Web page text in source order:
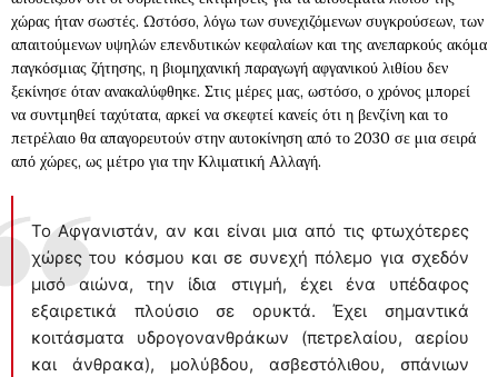
χώρας ήταν σωστές. Ωστόσο, λόγω των συνεχιζόμενων συγκρούσεων, των
απαιτούμενων υψηλών επενδυτικών κεφαλαίων και της ανεπαρκούς ακόμα
παγκόσμιας ζήτησης, η βιομηχανική παραγωγή αφγανικού λιθίου δεν
ξεκίνησε όταν ανακαλύφθηκε. Στις μέρες μας, ωστόσο, ο χρόνος μπορεί
να συντμηθεί ταχύτατα, αρκεί να σκεφτεί κανείς ότι η βενζίνη και το
πετρέλαιο θα απαγορευτούν στην αυτοκίνηση από το 2030 σε μια σειρά
από χώρες, ως μέτρο για την Κλιματική Αλλαγή.
Το Αφγανιστάν, αν και είναι μια από τις φτωχότερες
χώρες του κόσμου και σε συνεχή πόλεμο για σχεδόν
μισό αιώνα, την ίδια στιγμή, έχει ένα υπέδαφος
εξαιρετικά πλούσιο σε ορυκτά. Έχει σημαντικά
κοιτάσματα υδρογονανθράκων (πετρελαίου, αερίου
και άνθρακα), μολύβδου, ασβεστόλιθου, σπάνιων